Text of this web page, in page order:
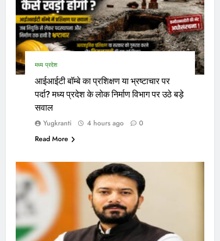
मध्य प्रदेश
आईआईटी बॉम्बे का प्रशिक्षण या भ्रष्टाचार पर
पर्दा? मध्य प्रदेश के लोक निर्माण विभाग पर उठे बड़े
सवाल
Yugkranti 4 hours ago
0
Read More